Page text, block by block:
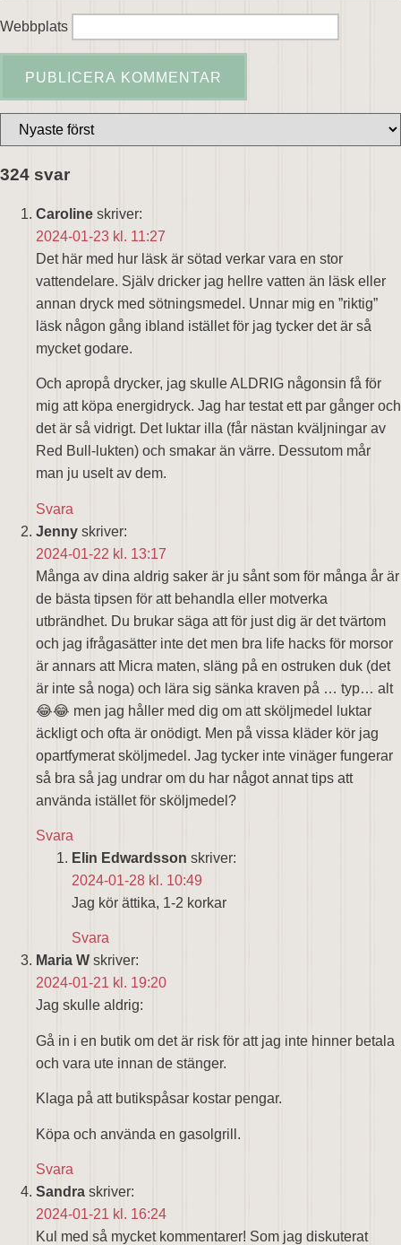
Webbplats
324 svar
Caroline skriver:
2024-01-23 kl. 11:27
Det här med hur läsk är sötad verkar vara en stor
vattendelare. Själv dricker jag hellre vatten än läsk eller
annan dryck med sötningsmedel. Unnar mig en ”riktig”
läsk någon gång ibland istället för jag tycker det är så
mycket godare.
Och apropå drycker, jag skulle ALDRIG någonsin få för
mig att köpa energidryck. Jag har testat ett par gånger och
det är så vidrigt. Det luktar illa (får nästan kväljningar av
Red Bull-lukten) och smakar än värre. Dessutom mår
man ju uselt av dem.
Svara
Jenny skriver:
2024-01-22 kl. 13:17
Många av dina aldrig saker är ju sånt som för många år är
de bästa tipsen för att behandla eller motverka
utbrändhet. Du brukar säga att för just dig är det tvärtom
och jag ifrågasätter inte det men bra life hacks för morsor
är annars att Micra maten, släng på en ostruken duk (det
är inte så noga) och lära sig sänka kraven på … typ… alt
😂😂 men jag håller med dig om att sköljmedel luktar
äckligt och ofta är onödigt. Men på vissa kläder kör jag
opartfymerat sköljmedel. Jag tycker inte vinäger fungerar
så bra så jag undrar om du har något annat tips att
använda istället för sköljmedel?
Svara
Elin Edwardsson skriver:
2024-01-28 kl. 10:49
Jag kör ättika, 1-2 korkar
Svara
Maria W skriver:
2024-01-21 kl. 19:20
Jag skulle aldrig:
Gå in i en butik om det är risk för att jag inte hinner betala
och vara ute innan de stänger.
Klaga på att butikspåsar kostar pengar.
Köpa och använda en gasolgrill.
Svara
Sandra skriver:
2024-01-21 kl. 16:24
Kul med så mycket kommentarer! Som jag diskuterat